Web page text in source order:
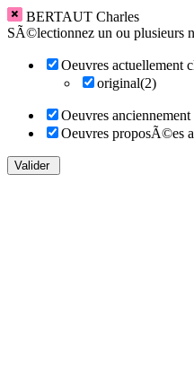
BERTAUT Charles
SÃ©lectionnez un ou plusieurs
Oeuvres actuellement
original(2)
Oeuvres
Oeuvres proposÃ©es
Valider